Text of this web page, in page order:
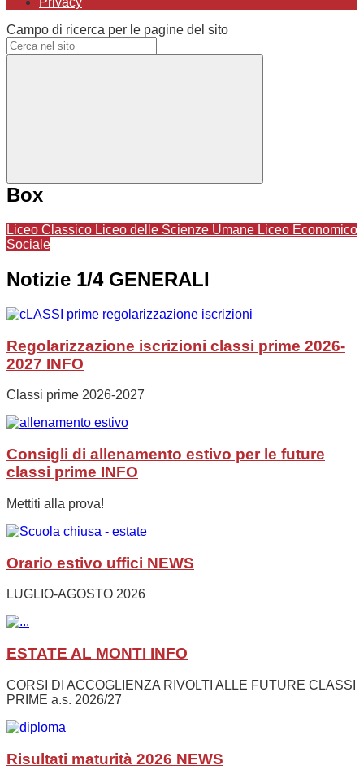
Campo di ricerca per le pagine del sito
Box
Liceo Classico Liceo delle Scienze Umane Liceo Economico
Sociale
Notizie 1/4 GENERALI
Regolarizzazione iscrizioni classi prime 2026-
2027 INFO
Classi prime 2026-2027
Consigli di allenamento estivo per le future
classi prime INFO
Mettiti alla prova!
Orario estivo uffici NEWS
LUGLIO-AGOSTO 2026
ESTATE AL MONTI INFO
CORSI DI ACCOGLIENZA RIVOLTI ALLE FUTURE CLASSI
PRIME a.s. 2026/27
Risultati maturità 2026 NEWS